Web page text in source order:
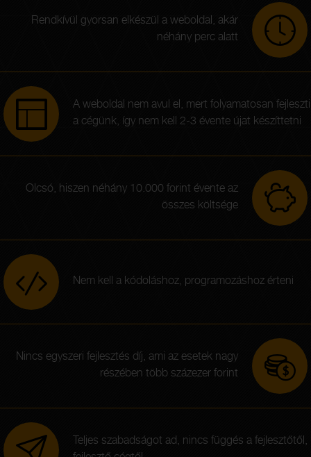
Rendkívül gyorsan elkészül a weboldal, akár
néhány perc alatt
A weboldal nem avul el, mert folyamatosan fejleszti
a cégünk, így nem kell 2-3 évente újat készíttetni
Olcsó, hiszen néhány 10.000 forint évente az
összes költsége
Nem kell a kódoláshoz, programozáshoz érteni
Nincs egyszeri fejlesztés díj, ami az esetek nagy
részében több százezer forint
Teljes szabadságot ad, nincs függés a fejlesztőtől,